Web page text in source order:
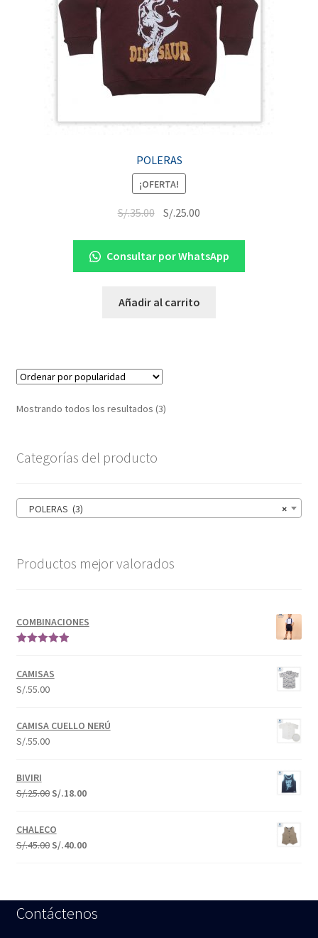
POLERAS
¡OFERTA!
S/.35.00 S/.25.00
Consultar por WhatsApp
Añadir al carrito
Mostrando todos los resultados (3)
Categorías del producto
×
POLERAS (3)
Productos mejor valorados
COMBINACIONES
CAMISAS
S/.55.00
CAMISA CUELLO NERÚ
S/.55.00
BIVIRI
S/.25.00 S/.18.00
CHALECO
S/.45.00 S/.40.00
Contáctenos